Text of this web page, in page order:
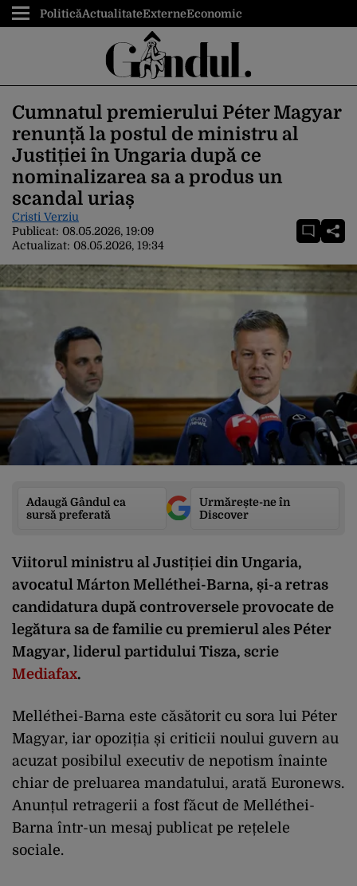
PoliticăActualitateExterneEconomic
Cumnatul premierului Péter Magyar
renunță la postul de ministru al
Justiției în Ungaria după ce
nominalizarea sa a produs un
scandal uriaș
Cristi Verziu
Publicat: 08.05.2026, 19:09
Actualizat: 08.05.2026, 19:34
Adaugă Gândul ca
sursă preferată
Urmărește-ne în
Discover
Viitorul ministru al Justiției din Ungaria,
avocatul Márton Melléthei-Barna, și-a retras
candidatura după controversele provocate de
legătura sa de familie cu premierul ales Péter
Magyar, liderul partidului Tisza, scrie
Mediafax.
Melléthei-Barna este căsătorit cu sora lui Péter
Magyar, iar opoziția și criticii noului guvern au
acuzat posibilul executiv de nepotism înainte
chiar de preluarea mandatului, arată Euronews.
Anunțul retragerii a fost făcut de Melléthei-
Barna într-un mesaj publicat pe rețelele
sociale.